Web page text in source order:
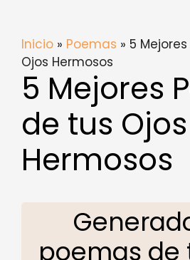
Inicio » Poemas » 5
Ojos Hermosos
5 Mejores
de tus Ojos
Hermosos
poemas de